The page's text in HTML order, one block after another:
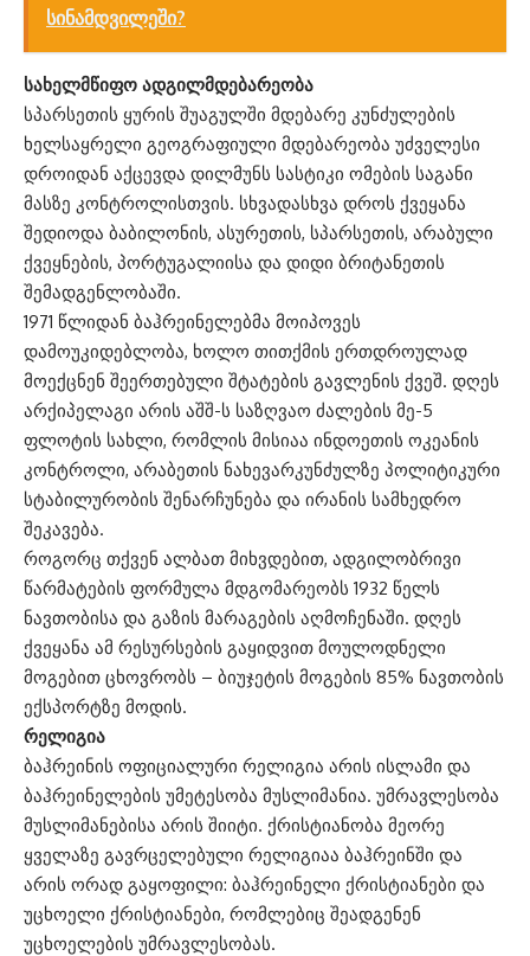
სინამდვილეში?
სახელმწიფო ადგილმდებარეობა
სპარსეთის ყურის შუაგულში მდებარე კუნძულების
ხელსაყრელი გეოგრაფიული მდებარეობა უძველესი
დროიდან აქცევდა დილმუნს სასტიკი ომების საგანი
მასზე კონტროლისთვის. სხვადასხვა დროს ქვეყანა
შედიოდა ბაბილონის, ასურეთის, სპარსეთის, არაბული
ქვეყნების, პორტუგალიისა და დიდი ბრიტანეთის
შემადგენლობაში.
1971 წლიდან ბაჰრეინელებმა მოიპოვეს
დამოუკიდებლობა, ხოლო თითქმის ერთდროულად
მოექცნენ შეერთებული შტატების გავლენის ქვეშ. დღეს
არქიპელაგი არის აშშ-ს საზღვაო ძალების მე-5
ფლოტის სახლი, რომლის მისიაა ინდოეთის ოკეანის
კონტროლი, არაბეთის ნახევარკუნძულზე პოლიტიკური
სტაბილურობის შენარჩუნება და ირანის სამხედრო
შეკავება.
როგორც თქვენ ალბათ მიხვდებით, ადგილობრივი
წარმატების ფორმულა მდგომარეობს 1932 წელს
ნავთობისა და გაზის მარაგების აღმოჩენაში. დღეს
ქვეყანა ამ რესურსების გაყიდვით მოულოდნელი
მოგებით ცხოვრობს – ბიუჯეტის მოგების 85% ნავთობის
ექსპორტზე მოდის.
რელიგია
ბაჰრეინის ოფიციალური რელიგია არის ისლამი და
ბაჰრეინელების უმეტესობა მუსლიმანია. უმრავლესობა
მუსლიმანებისა არის შიიტი. ქრისტიანობა მეორე
ყველაზე გავრცელებული რელიგიაა ბაჰრეინში და
არის ორად გაყოფილი: ბაჰრეინელი ქრისტიანები და
უცხოელი ქრისტიანები, რომლებიც შეადგენენ
უცხოელების უმრავლესობას.